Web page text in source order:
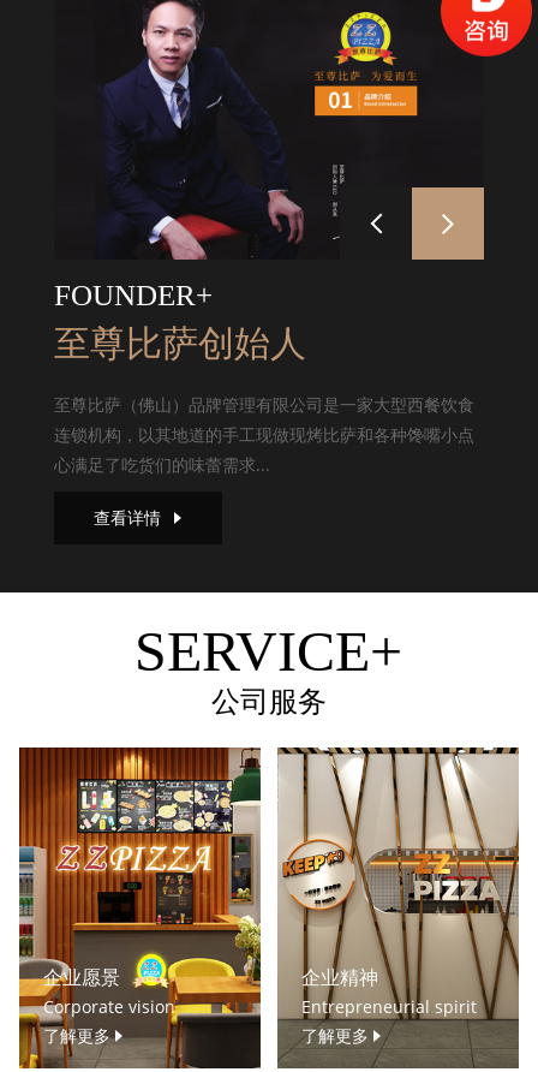
FOUNDER+
至尊比萨创始人
至尊比萨（佛山）品牌管理有限公司是一家大型西餐饮食
连锁机构，以其地道的手工现做现烤比萨和各种馋嘴小点
心满足了吃货们的味蕾需求...
查看详情
SERVICE+
公司服务
企业愿景
Corporate vision
了解更多
企业精神
Entrepreneurial spirit
了解更多